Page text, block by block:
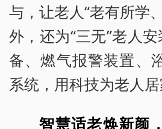
与，让老人“老有所学
外，还为“三无”老人
备、燃气报警装置、
系统，用科技为老人居
智慧适老焕新颜